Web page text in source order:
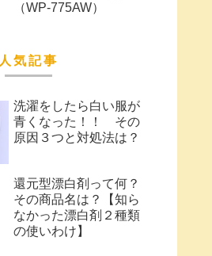
（WP-775AW）
人気記事
洗濯をしたら白い服が
青くなった！！ その
原因３つと対処法は？
還元型漂白剤って何？
その商品名は？【知ら
なかった漂白剤２種類
の使いわけ】